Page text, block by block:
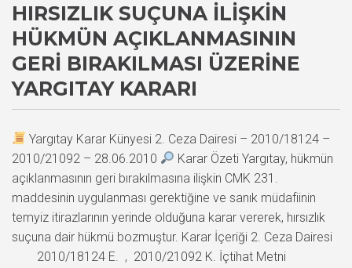
HIRSIZLIK SUÇUNA İLIŞKIN
HÜKMÜN AÇIKLANMASININ
GERI BIRAKILMASI ÜZERINE
YARGITAY KARARI
Yargıtay Karar Künyesi 2. Ceza Dairesi – 2010/18124 –
2010/21092 – 28.06.2010
Karar Özeti Yargıtay, hükmün
açıklanmasının geri bırakılmasına ilişkin CMK 231.
maddesinin uygulanması gerektiğine ve sanık müdafiinin
temyiz itirazlarının yerinde olduğuna karar vererek, hırsızlık
suçuna dair hükmü bozmuştur. Karar İçeriği 2. Ceza Dairesi
2010/18124 E. , 2010/21092 K. İçtihat Metni